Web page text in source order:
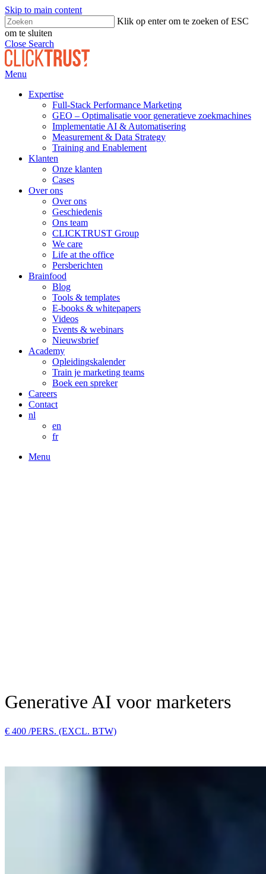
Skip to main content
Klik op enter om te zoeken of ESC
om te sluiten
Close Search
Menu
Expertise
Full-Stack Performance Marketing
GEO – Optimalisatie voor generatieve zoekmachines
Implementatie AI & Automatisering
Measurement & Data Strategy
Training and Enablement
Klanten
Onze klanten
Cases
Over ons
Over ons
Geschiedenis
Ons team
CLICKTRUST Group
We care
Life at the office
Persberichten
Brainfood
Blog
Tools & templates
E-books & whitepapers
Videos
Events & webinars
Nieuwsbrief
Academy
Opleidingskalender
Train je marketing teams
Boek een spreker
Careers
Contact
nl
en
fr
Menu
Generative AI voor marketers
€ 400 /PERS. (EXCL. BTW)